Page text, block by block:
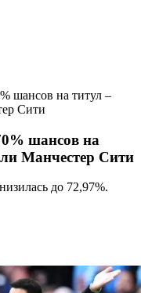
шансов на титул –
Сити
шансов на
Манчестер Сити
до 72,97%.